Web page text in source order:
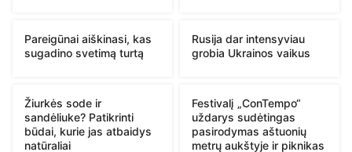
Pareigūnai aiškinasi, kas
sugadino svetimą turtą
Rusija dar intensyviau
grobia Ukrainos vaikus
Žiurkės sode ir
sandėliuke? Patikrinti
būdai, kurie jas atbaidys
natūraliai
Festivalį „ConTempo“
uždarys sudėtingas
pasirodymas aštuonių
metrų aukštyje ir piknikas